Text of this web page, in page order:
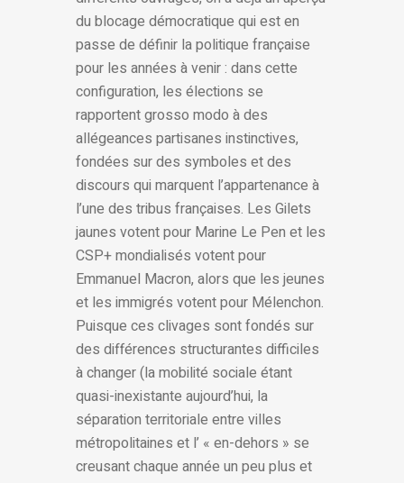
du blocage démocratique qui est en
passe de définir la politique française
pour les années à venir : dans cette
configuration, les élections se
rapportent grosso modo à des
allégeances partisanes instinctives,
fondées sur des symboles et des
discours qui marquent l’appartenance à
l’une des tribus françaises. Les Gilets
jaunes votent pour Marine Le Pen et les
CSP+ mondialisés votent pour
Emmanuel Macron, alors que les jeunes
et les immigrés votent pour Mélenchon.
Puisque ces clivages sont fondés sur
des différences structurantes difficiles
à changer (la mobilité sociale étant
quasi-inexistante aujourd’hui, la
séparation territoriale entre villes
métropolitaines et l’ « en-dehors » se
creusant chaque année un peu plus et